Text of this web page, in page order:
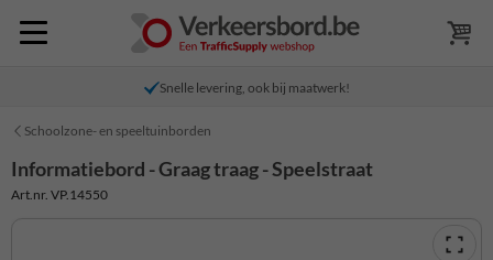
Snelle levering, ook bij maatwerk!
Schoolzone- en speeltuinborden
Informatiebord - Graag traag - Speelstraat
Art.nr. VP.14550